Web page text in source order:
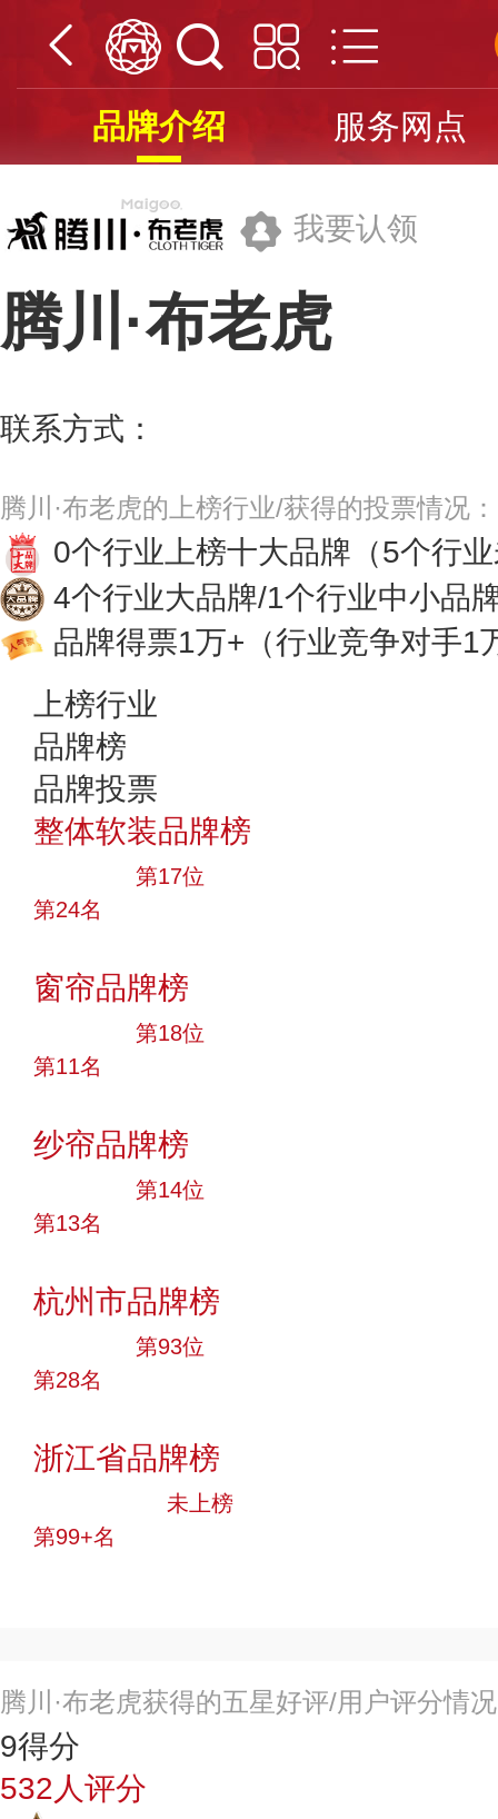
品牌介绍 服务网点
我要认领
腾川·布老虎
联系方式：
腾川·布老虎的上榜行业/获得的投票情况：
0个行业上榜十大品牌 （5个行
4个行业大品牌/1个行业中小品
品牌得票1万+ （行业竞争对手1
上榜行业
品牌榜
品牌投票
整体软装品牌榜
第17位
第24名
窗帘品牌榜
第18位
第11名
纱帘品牌榜
第14位
第13名
杭州市品牌榜
第93位
第28名
浙江省品牌榜
未上榜
第99+名
腾川·布老虎获得的五星好评/用户评分情
9得分
532人评分